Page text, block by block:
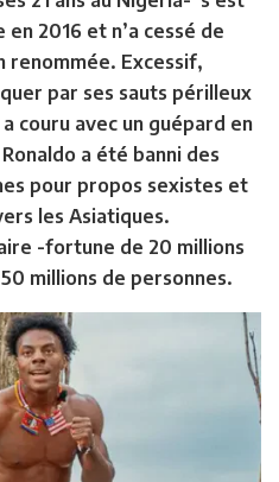
2016 et n’a cessé de
renommée. Excessif,
par ses sauts périlleux
couru avec un guépard en
a été banni des
pour propos sexistes et
les Asiatiques.
-fortune de 20 millions
millions de personnes.